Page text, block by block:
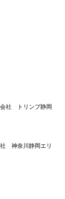
会社 トリンプ静岡
神奈川静岡エリ